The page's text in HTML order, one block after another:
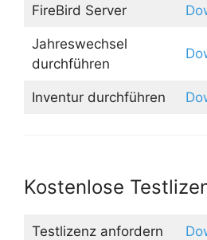
FireBird Server
Jahreswechsel
durchführen
Inventur durchführen
Kostenlose
Testlizenz anfordern